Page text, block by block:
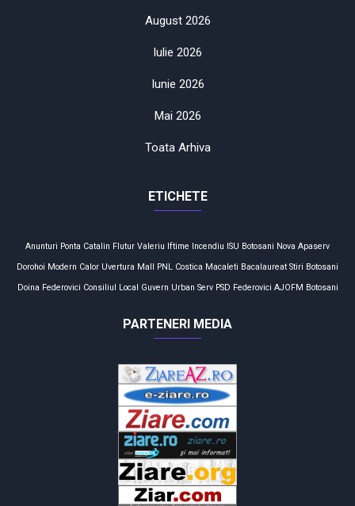
August 2026
Iulie 2026
Iunie 2026
Mai 2026
Toata Arhiva
ETICHETE
Anunturi Ponta Catalin Flutur Valeriu Iftime Incendiu ISU Botosani Nova Apaserv
Dorohoi Modern Calor Uvertura Mall PNL Costica Macaleti Bacalaureat Stiri Botosani
Doina Federovici Consiliul Local Guvern Urban Serv PSD Federovici AJOFM Botosani
PARTENERI MEDIA